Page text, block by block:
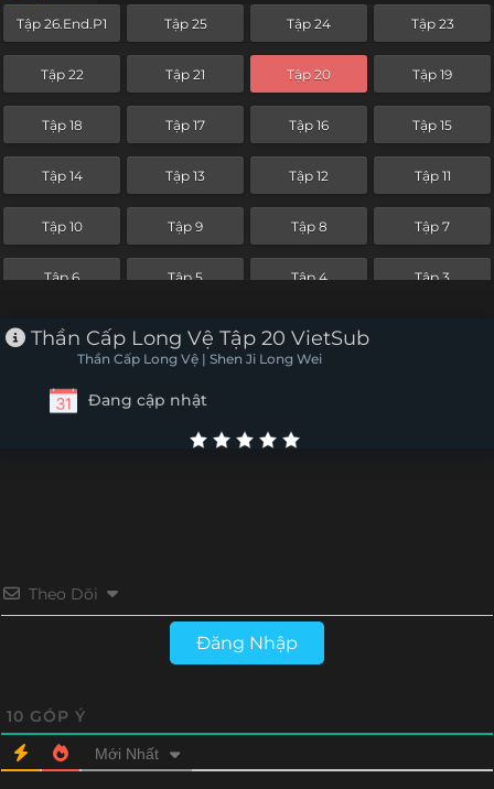
Tập 26.End.P1 Tập 25 Tập 24 Tập 23
Tập 22 Tập 21 Tập 20 Tập 19
Tập 18 Tập 17 Tập 16 Tập 15
Tập 14 Tập 13 Tập 12 Tập 11
Tập 10 Tập 9 Tập 8 Tập 7
Tập 6 Tập 5 Tập 4 Tập 3
Tập 2 Tập 1
Thần Cấp Long Vệ Tập 20 VietSub
Thần Cấp Long Vệ | Shen Ji Long Wei
Đang cập nhật
Theo Dõi
Đăng Nhập
10 GÓP Ý
Mới Nhất